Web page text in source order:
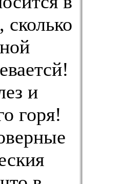
сколько
и
горя!